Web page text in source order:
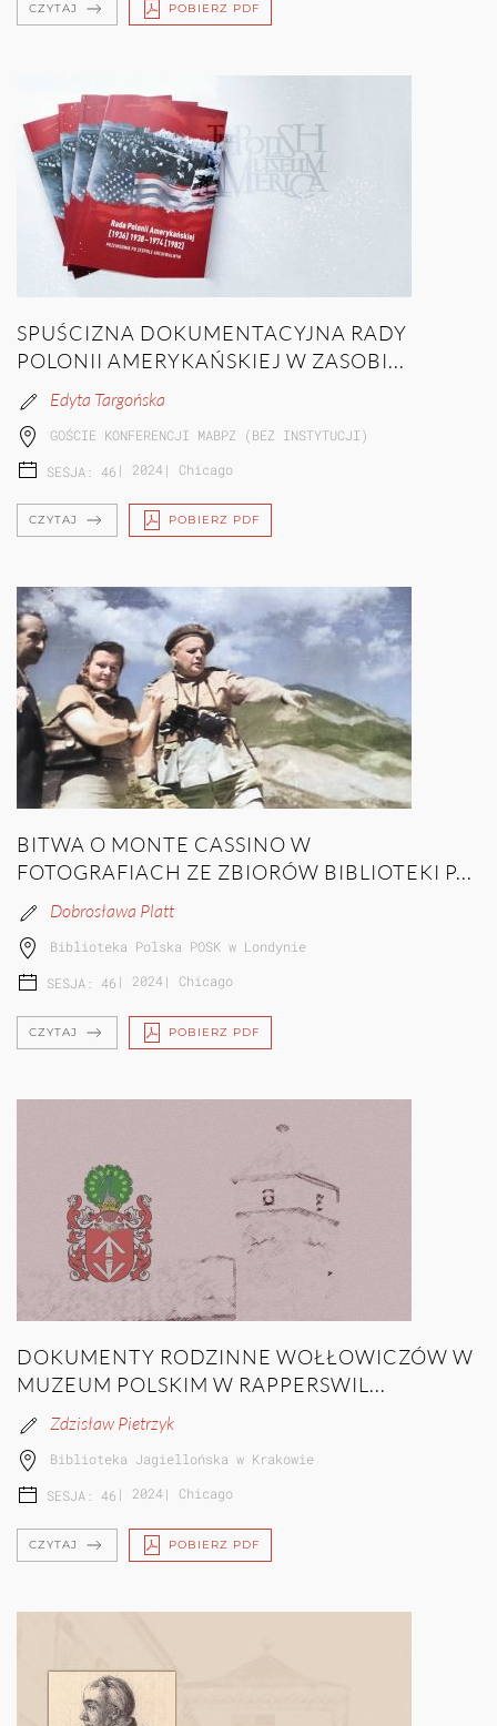
CZYTAJ POBIERZ PDF
SPUŚCIZNA DOKUMENTACYJNA RADY
POLONII AMERYKAŃSKIEJ W ZASOBI...
Edyta Targońska
GOŚCIE KONFERENCJI MABPZ (BEZ INSTYTUCJI)
SESJA: 46 | 2024| Chicago
CZYTAJ POBIERZ PDF
BITWA O MONTE CASSINO W
FOTOGRAFIACH ZE ZBIORÓW BIBLIOTEKI P...
Dobrosława Platt
Biblioteka Polska POSK w Londynie
SESJA: 46 | 2024| Chicago
CZYTAJ POBIERZ PDF
DOKUMENTY RODZINNE WOŁŁOWICZÓW W
MUZEUM POLSKIM W RAPPERSWIL...
Zdzisław Pietrzyk
Biblioteka Jagiellońska w Krakowie
SESJA: 46 | 2024| Chicago
CZYTAJ POBIERZ PDF